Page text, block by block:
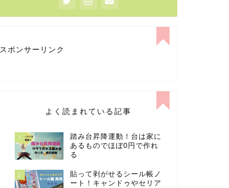
スポンサーリンク
よく読まれている記事
1
踏み台昇降運動！台は家に
あるものでほぼ0円で作れ
る
2
貼って剥がせるシール帳ノ
ート！キャンドゥやセリア